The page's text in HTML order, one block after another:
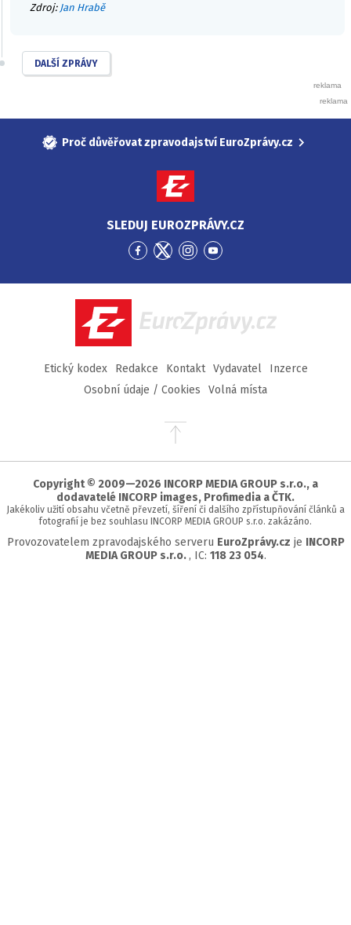
Zdroj: Jan Hrabě
DALŠÍ ZPRÁVY
Proč důvěřovat zpravodajství EuroZprávy.cz
SLEDUJ EUROZPRÁVY.CZ
Přejít
Facebook
Přejít
Twitter
Přejít
Instagram
Přejít
YouTube
EuroZprávy.cz
Etický kodex Redakce Kontakt Vydavatel
Inzerce
Osobní údaje / Cookies
Volná místa
Přejít
stránky
Copyright © 2009—2026 INCORP MEDIA GROUP s.r.o., a
dodavatelé INCORP images, Profimedia a ČTK.
Jakékoliv užití obsahu včetně převzetí, šíření či dalšího zpřístupňování článků a
fotografií je bez souhlasu INCORP MEDIA GROUP s.r.o. zakázáno.
Provozovatelem zpravodajského serveru EuroZprávy.cz je INCORP
MEDIA GROUP s.r.o. , IC: 118 23 054.